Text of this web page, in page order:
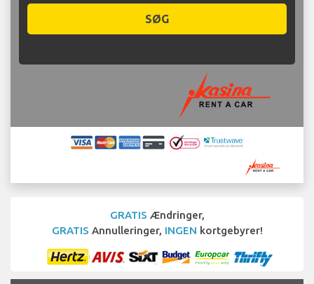
SØG
GRATIS Ændringer,
GRATIS Annulleringer, INGEN kortgebyrer!